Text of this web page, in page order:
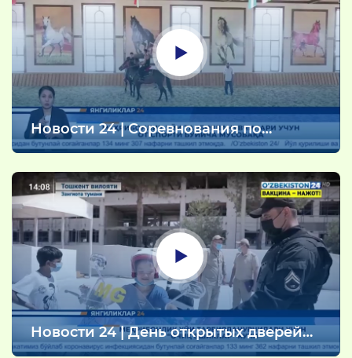
Новости 24 | Соревнования по
конному спорту для воспитанников
Новости 24 | День открытых дверей
для воспитанников домов